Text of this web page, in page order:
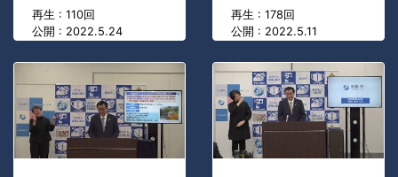
再生 : 110回
公開 : 2022.5.24
再生 : 178回
公開 : 2022.5.11